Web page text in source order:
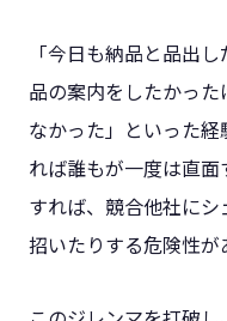
「今日も納品と品出
品の案内をしたかっ
なかった」といった
れば誰もが一度は直
すれば、競合他社に
招いたりする危険性が